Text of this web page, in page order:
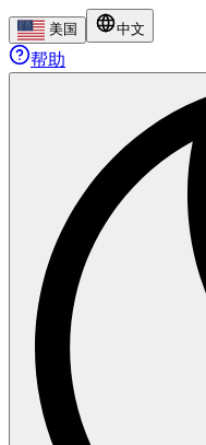
美国 中文
帮助